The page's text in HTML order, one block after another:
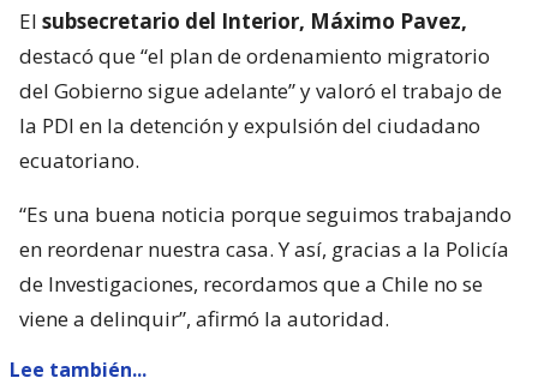
El subsecretario del Interior, Máximo Pavez,
destacó que “el plan de ordenamiento migratorio
del Gobierno sigue adelante” y valoró el trabajo de
la PDI en la detención y expulsión del ciudadano
ecuatoriano.
“Es una buena noticia porque seguimos trabajando
en reordenar nuestra casa. Y así, gracias a la Policía
de Investigaciones, recordamos que a Chile no se
viene a delinquir”, afirmó la autoridad.
Lee también...